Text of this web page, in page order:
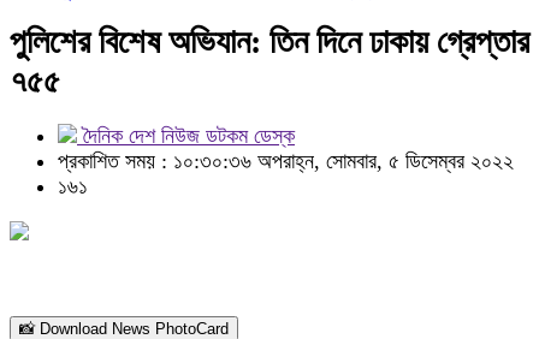
পুলিশের বিশেষ অভিযান: তিন দিনে ঢাকায় গ্রেপ্তার
৭৫৫
দৈনিক দেশ নিউজ ডটকম ডেস্ক
প্রকাশিত সময় : ১০:৩০:৩৬ অপরাহ্ন, সোমবার, ৫ ডিসেম্বর ২০২২
১৬১
📸 Download News PhotoCard